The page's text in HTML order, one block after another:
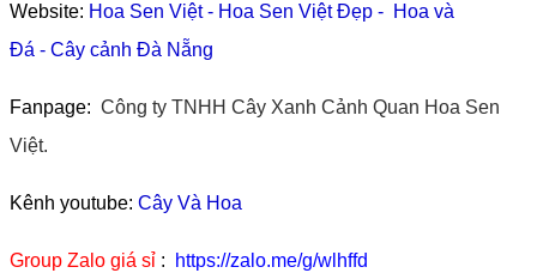
Website: Hoa Sen Việt- Hoa Sen Việt Đẹp - Hoa và
Đá - Cây cảnh Đà Nẵng
Fanpage: Công ty TNHH Cây Xanh Cảnh Quan Hoa Sen
Việt.
Kênh youtube: Cây Và Hoa
Group Zalo giá sỉ : https://zalo.me/g/wlhffd